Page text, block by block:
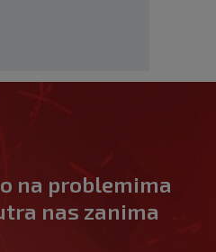
na problemima
nas zanima